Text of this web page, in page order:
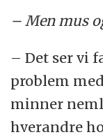
– Men mus
– Det ser vi
problem
minner
hverandre